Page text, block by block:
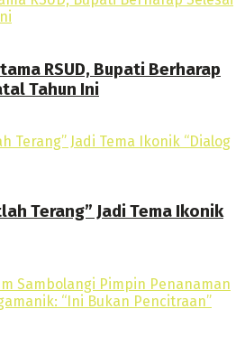
RSUD, Bupati Berharap
Tahun Ini
Terang” Jadi Tema Ikonik